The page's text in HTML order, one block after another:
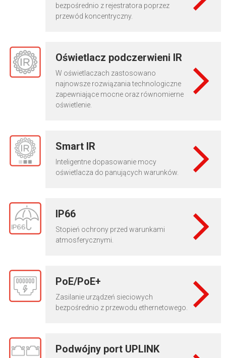
bezpośrednio z rejestratora poprzez
przewód koncentryczny.
Oświetlacz podczerwieni IR
W oświetlaczach zastosowano
najnowsze rozwiązania technologiczne
zapewniające mocne oraz równomierne
oświetlenie.
Smart IR
Inteligentne dopasowanie mocy
oświetlacza do panujących warunków.
IP66
Stopień ochrony przed warunkami
atmosferycznymi.
PoE/PoE+
Zasilanie urządzeń sieciowych
bezpośrednio z przewodu ethernetowego.
Podwójny port UPLINK